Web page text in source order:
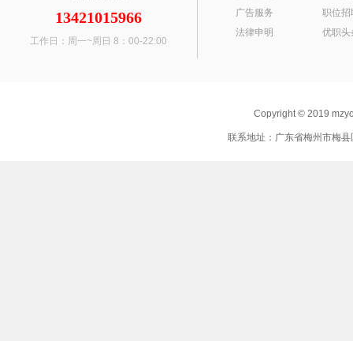
13421015966
工作日：周一~周日 8：00-22:00
广告服务
法律申明
职位招
优职头
Copyright © 2019
联系地址：广东省梅州市梅